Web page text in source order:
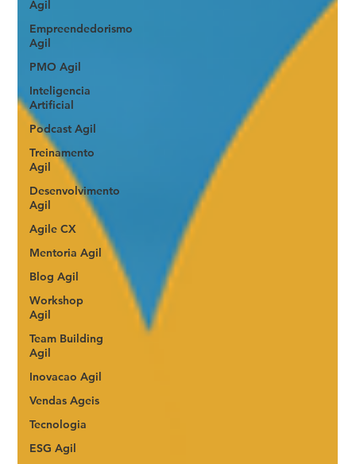
Ágil
Empreendedorismo
Agil
PMO Agil
Inteligencia
Artificial
Podcast Agil
Treinamento
Agil
Desenvolvimento
Agil
Agile CX
Mentoria Agil
Blog Agil
Workshop
Agil
Team Building
Agil
Inovacao Agil
Vendas Ageis
Tecnologia
ESG Agil